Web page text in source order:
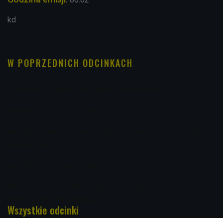
kd
W POPRZEDNICH ODCINKACH
Wszystkie odcinki